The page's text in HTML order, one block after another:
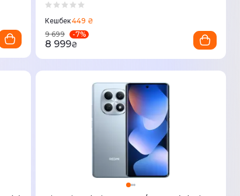
Кешбек449 ₴
9 699
-7%
8 999₴